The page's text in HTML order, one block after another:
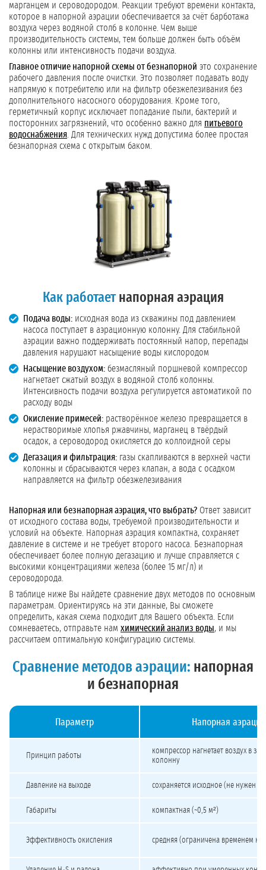
марганцем и сероводородом. Реакции требуют времени контакта,
которое в напорной аэрации обеспечивается за счёт барботажа
воздуха через водяной столб в колонне. Чем выше
производительность системы, тем больше должен быть объём
колонны или интенсивность подачи воздуха.
Главное отличие напорной схемы от безнапорной это сохранение
рабочего давления после очистки. Это позволяет подавать воду
напрямую к потребителю или на фильтр обезжелезивания без
дополнительного насосного оборудования. Кроме того,
герметичный корпус исключает попадание пыли, бактерий и
посторонних загрязнений, что особенно важно для питьевого
водоснабжения . Для технических нужд допустима более простая
безнапорная схема с открытым баком.
Как работаетнапорная аэрация
Подача воды: исходная вода из скважины под давлением
насоса поступает в аэрационную колонну. Для стабильной
аэрации важно поддерживать постоянный напор, перепады
давления нарушают насыщение воды кислородом
Насыщение воздухом: безмасляный поршневой компрессор
нагнетает сжатый воздух в водяной столб колонны.
Интенсивность подачи воздуха регулируется автоматикой по
расходу воды
Окисление примесей: растворённое железо превращается в
нерастворимые хлопья ржавчины, марганец в твёрдый
осадок, а сероводород окисляется до коллоидной серы
Дегазация и фильтрация: газы скапливаются в верхней части
колонны и сбрасываются через клапан, а вода с осадком
направляется на фильтр обезжелезивания
Напорная или безнапорная аэрация, что выбрать? Ответ зависит
от исходного состава воды, требуемой производительности и
условий на объекте. Напорная аэрация компактна, сохраняет
давление в системе и не требует второго насоса. Безнапорная
обеспечивает более полную дегазацию и лучше справляется с
высокими концентрациями железа (более 15 мг/л) и
сероводорода.
В таблице ниже Вы найдете сравнение двух методов по основным
параметрам. Ориентируясь на эти данные, Вы сможете
определить, какая схема подходит для Вашего объекта. Если
сомневаетесь, отправьте нам химический анализ воды, и мы
рассчитаем оптимальную конфигурацию системы.
Сравнение методов аэрации: напорная
и безнапорная
Параметр Напорная аэрация
Принцип работы
компрессор нагнетает воздух в
колонну
Давление на выходе сохраняется исходное (не нужен
Габариты компактная (~0,5 м²)
Эффективность окисления средняя (ограничена временем